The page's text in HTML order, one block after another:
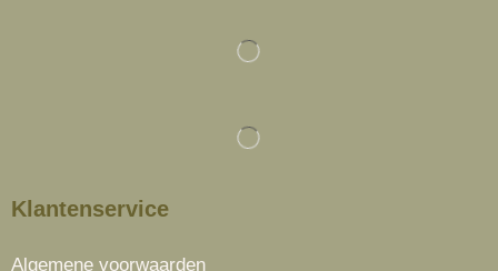
Klantenservice
Algemene voorwaarden